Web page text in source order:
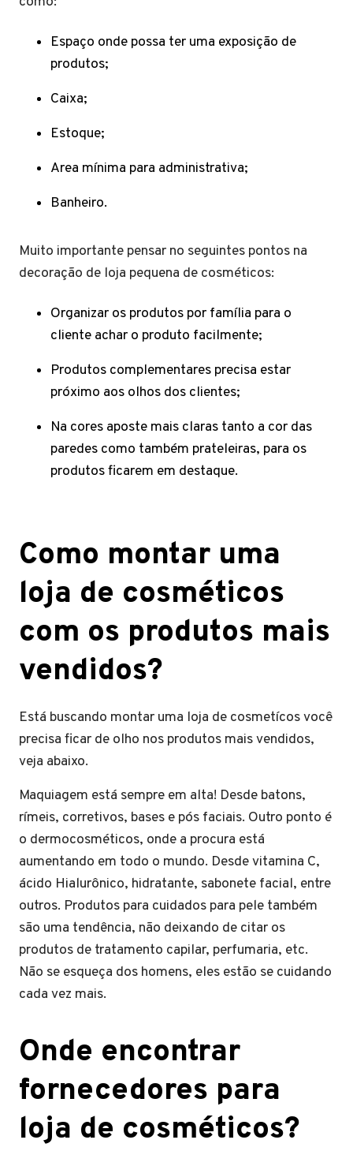
Espaço onde possa ter uma exposição de
produtos;
Caixa;
Estoque;
Area mínima para administrativa;
Banheiro.
Muito importante pensar no seguintes pontos na
decoração de loja pequena de cosméticos:
Organizar os produtos por família para o
cliente achar o produto facilmente;
Produtos complementares precisa estar
próximo aos olhos dos clientes;
Na cores aposte mais claras tanto a cor das
paredes como também prateleiras, para os
produtos ficarem em destaque.
Como montar uma
loja de cosméticos
com os produtos mais
vendidos?
Está buscando montar uma loja de cosmetícos você
precisa ficar de olho nos produtos mais vendidos,
veja abaixo.
Maquiagem está sempre em alta! Desde batons,
rímeis, corretivos, bases e pós faciais. Outro ponto é
o dermocosméticos, onde a procura está
aumentando em todo o mundo. Desde vitamina C,
ácido Hialurônico, hidratante, sabonete facial, entre
outros. Produtos para cuidados para pele também
são uma tendência, não deixando de citar os
produtos de tratamento capilar, perfumaria, etc.
Não se esqueça dos homens, eles estão se cuidando
cada vez mais.
Onde encontrar
fornecedores para
loja de cosméticos?